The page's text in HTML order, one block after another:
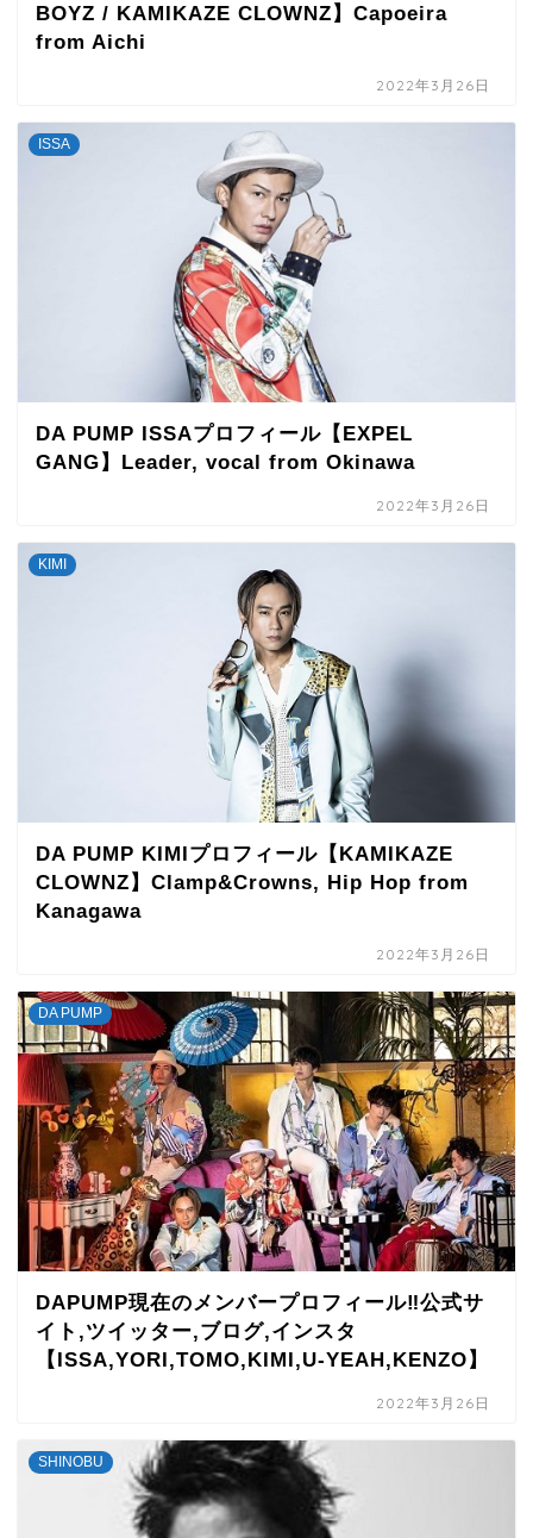
BOYZ / KAMIKAZE CLOWNZ】Capoeira
from Aichi
2022年3月26日
ISSA
DA PUMP ISSAプロフィール【EXPEL
GANG】Leader, vocal from Okinawa
2022年3月26日
KIMI
DA PUMP KIMIプロフィール【KAMIKAZE
CLOWNZ】Clamp&Crowns, Hip Hop from
Kanagawa
2022年3月26日
DA PUMP
DAPUMP現在のメンバープロフィール‼公式サ
イト,ツイッター,ブログ,インスタ
【ISSA,YORI,TOMO,KIMI,U-YEAH,KENZO】
2022年3月26日
SHINOBU